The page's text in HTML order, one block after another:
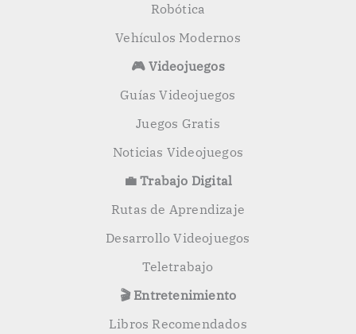
Robótica
Vehículos Modernos
🎮 Videojuegos
Guías Videojuegos
Juegos Gratis
Noticias Videojuegos
💼 Trabajo Digital
Rutas de Aprendizaje
Desarrollo Videojuegos
Teletrabajo
🎬 Entretenimiento
Libros Recomendados